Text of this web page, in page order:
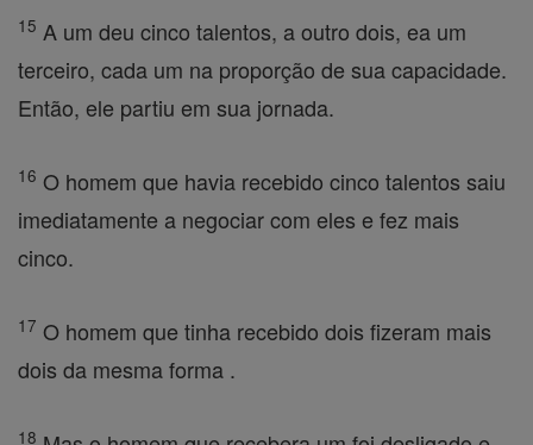
15 A um deu cinco talentos, a outro dois, ea um
terceiro, cada um na proporção de sua capacidade.
Então, ele partiu em sua jornada.
16 O homem que havia recebido cinco talentos saiu
imediatamente a negociar com eles e fez mais
cinco.
17 O homem que tinha recebido dois fizeram mais
dois da mesma forma .
18